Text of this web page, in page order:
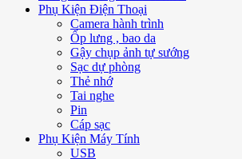
Phụ Kiện Điện Thoại
Camera hành trình
Ốp lưng , bao da
Gậy chụp ảnh tự sướng
Sạc dự phòng
Thẻ nhớ
Tai nghe
Pin
Cáp sạc
Phụ Kiện Máy Tính
USB